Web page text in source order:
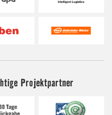
Projektpartner